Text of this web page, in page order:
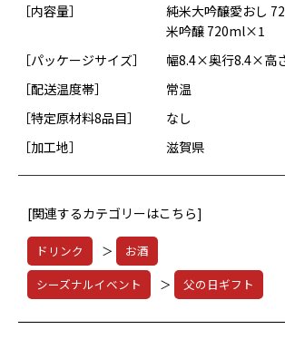
［内容量］
純米大吟醸愛おし
米吟醸 720ml×1
［パッケージサイズ］
幅8.4×奥行8.4×高
［配送温度帯］
常温
［特定原材料8品目］
なし
［加工地］
滋賀県
[関連するカテゴリーはこちら]
ドリンク ＞
お酒
シーズナルイベント
＞ 父の日ギフト